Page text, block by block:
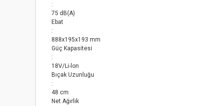
:
75 dB(A)
Ebat
:
888x195x193 mm
Güç Kapasitesi
:
18V/Li-lon
Bıçak Uzunluğu
:
48 cm
Net Ağırlık